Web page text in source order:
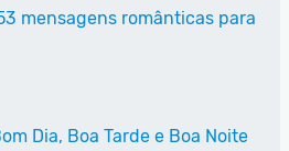
mensagens românticas para
Dia, Boa Tarde e Boa Noite